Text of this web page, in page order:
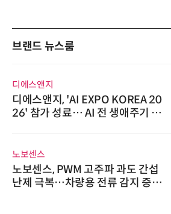
브랜드 뉴스룸
'AI EXPO KOREA 20
… AI 전 생애주기 아
고주파 과도 간섭
량용 전류 감지 증폭